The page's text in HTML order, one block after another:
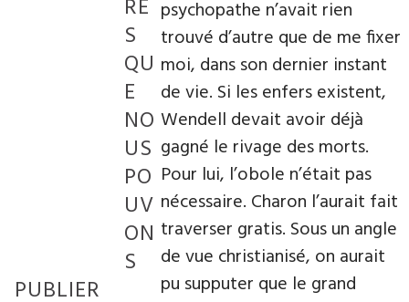
psychopathe n’avait rien
trouvé d’autre que de me fixer
moi, dans son dernier instant
de vie. Si les enfers existent,
Wendell devait avoir déjà
gagné le rivage des morts.
Pour lui, l’obole n’était pas
nécessaire. Charon l’aurait fait
traverser gratis. Sous un angle
de vue christianisé, on aurait
pu supputer que le grand
RE
S
QU
E
NO
US
PO
UV
ON
S
PUBLIER